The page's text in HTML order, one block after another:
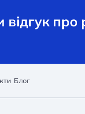
про
Блог